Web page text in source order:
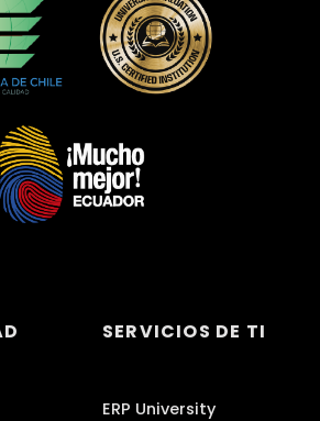
SERVICIOS DE TI
ERP University